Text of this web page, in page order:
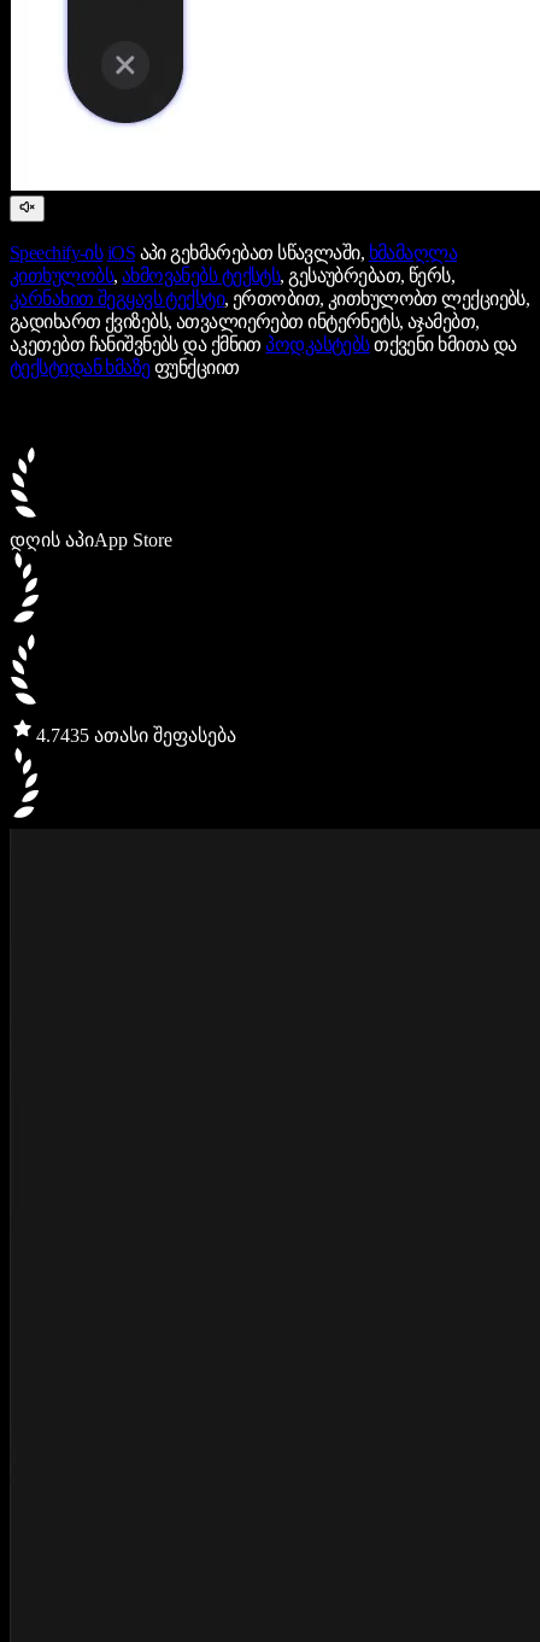
Speechify-ის iOS აპი გეხმარებათ სწავლაში, ხმამაღლა
კითხულობს, ახმოვანებს ტექსტს, გესაუბრებათ, წერს,
კარნახით შეგყავს ტექსტი, ერთობით, კითხულობთ ლექციებს,
გადიხართ ქვიზებს, ათვალიერებთ ინტერნეტს, აჯამებთ,
აკეთებთ ჩანიშვნებს და ქმნითპოდკასტებსთქვენი ხმითა და
ტექსტიდან ხმაზეფუნქციით
დღის აპიApp Store
4.7435 ათასი შეფასება